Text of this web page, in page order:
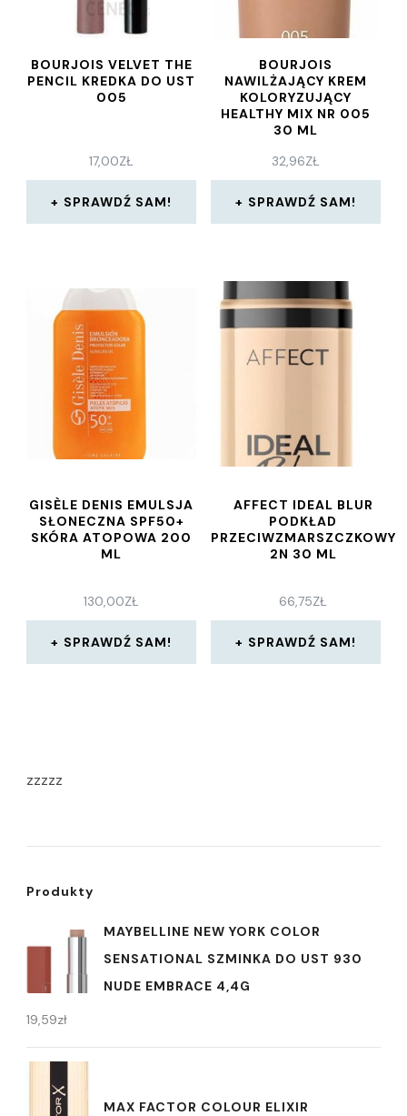
BOURJOIS VELVET THE
PENCIL KREDKA DO UST
005
17,00ZŁ
SPRAWDŹ SAM!
BOURJOIS
NAWILŻAJĄCY KREM
KOLORYZUJĄCY
HEALTHY MIX NR 005
30 ML
32,96ZŁ
SPRAWDŹ SAM!
GISÈLE DENIS EMULSJA
SŁONECZNA SPF50+
SKÓRA ATOPOWA 200
ML
130,00ZŁ
SPRAWDŹ SAM!
AFFECT IDEAL BLUR
PODKŁAD
PRZECIWZMARSZCZKOWY
2N 30 ML
66,75ZŁ
SPRAWDŹ SAM!
zzzzz
Produkty
MAYBELLINE NEW YORK COLOR
SENSATIONAL SZMINKA DO UST 930
NUDE EMBRACE 4,4G
19,59zł
MAX FACTOR COLOUR ELIXIR